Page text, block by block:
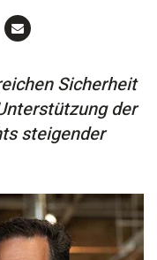
Sicherheit
der
steigender